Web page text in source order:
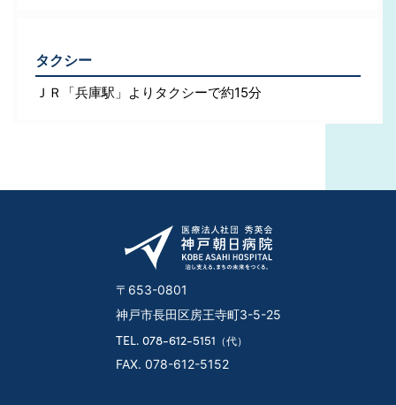
タクシー
ＪＲ「兵庫駅」よりタクシーで約15分
〒653-0801
神戸市長田区房王寺町3-5-25
TEL. 078-612-5151 （代）
FAX. 078-612-5152